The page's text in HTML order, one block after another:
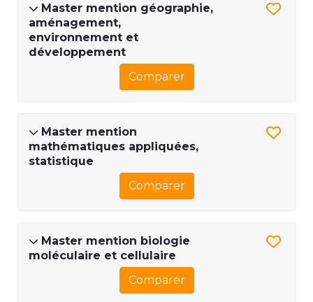
Master mention géographie,
aménagement,
environnement et
développement
Comparer
Master mention
mathématiques appliquées,
statistique
Comparer
Master mention biologie
moléculaire et cellulaire
Comparer